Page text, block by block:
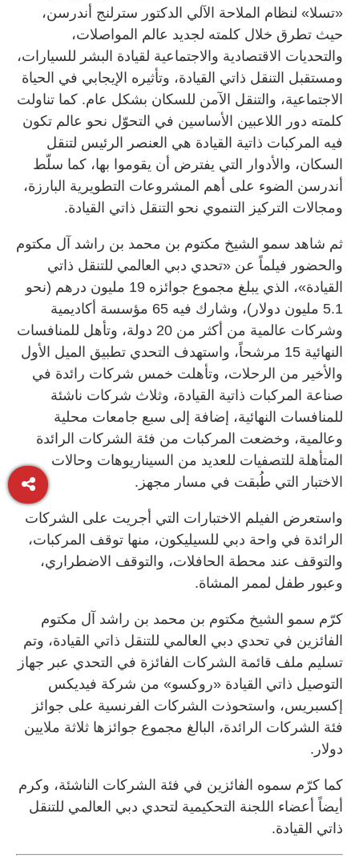
«تسلا» لنظام الملاحة الآلي الدكتور سترلنج أندرسن،
حيث تطرق خلال كلمته لجديد عالم المواصلات،
والتحديات الاقتصادية والاجتماعية لقيادة البشر للسيارات،
ومستقبل التنقل ذاتي القيادة، وتأثيره الإيجابي في الحياة
الاجتماعية، والتنقل الآمن للسكان بشكل عام. كما تناولت
كلمته دور اللاعبين الأساسين في التحوّل نحو عالم تكون
فيه المركبات ذاتية القيادة هي العنصر الرئيس لتنقل
السكان، والأدوار التي يفترض أن يقوموا بها، كما سلّط
أندرسن الضوء على أهم المشروعات التطويرية البارزة،
ومجالات التركيز التنموي نحو التنقل ذاتي القيادة.
ثم شاهد سمو الشيخ مكتوم بن محمد بن راشد آل مكتوم
والحضور فيلماً عن «تحدي دبي العالمي للتنقل ذاتي
القيادة»، الذي يبلغ مجموع جوائزه 19 مليون درهم (نحو
5.1 مليون دولار)، وشارك فيه 65 مؤسسة أكاديمية
وشركات عالمية من أكثر من 20 دولة، وتأهل للمنافسات
النهائية 15 مرشحاً، واستهدف التحدي تطبيق الميل الأول
والأخير من الرحلات، وتأهلت خمس شركات رائدة في
صناعة المركبات ذاتية القيادة، وثلاث شركات ناشئة
للمنافسات النهائية، إضافة إلى سبع جامعات محلية
وعالمية، وخضعت المركبات من فئة الشركات الرائدة
المتأهلة للتصفيات للعديد من السيناريوهات وحالات
الاختبار التي طُبقت في مسار مجهز.
واستعرض الفيلم الاختبارات التي أجريت على الشركات
الرائدة في واحة دبي للسيليكون، منها توقف المركبات،
والتوقف عند محطة الحافلات، والتوقف الاضطراري،
وعبور طفل لممر المشاة.
كرّم سمو الشيخ مكتوم بن محمد بن راشد آل مكتوم
الفائزين في تحدي دبي العالمي للتنقل ذاتي القيادة، وتم
تسليم ملف قائمة الشركات الفائزة في التحدي عبر جهاز
التوصيل ذاتي القيادة «روكسو» من شركة فيديكس
إكسبريس، واستحوذت الشركات الفرنسية على جوائز
فئة الشركات الرائدة، البالغ مجموع جوائزها ثلاثة ملايين
دولار.
كما كرّم سموه الفائزين في فئة الشركات الناشئة، وكرم
أيضاً أعضاء اللجنة التحكيمية لتحدي دبي العالمي للتنقل
ذاتي القيادة.